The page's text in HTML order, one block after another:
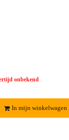
onbekend
In mijn winkelwagen